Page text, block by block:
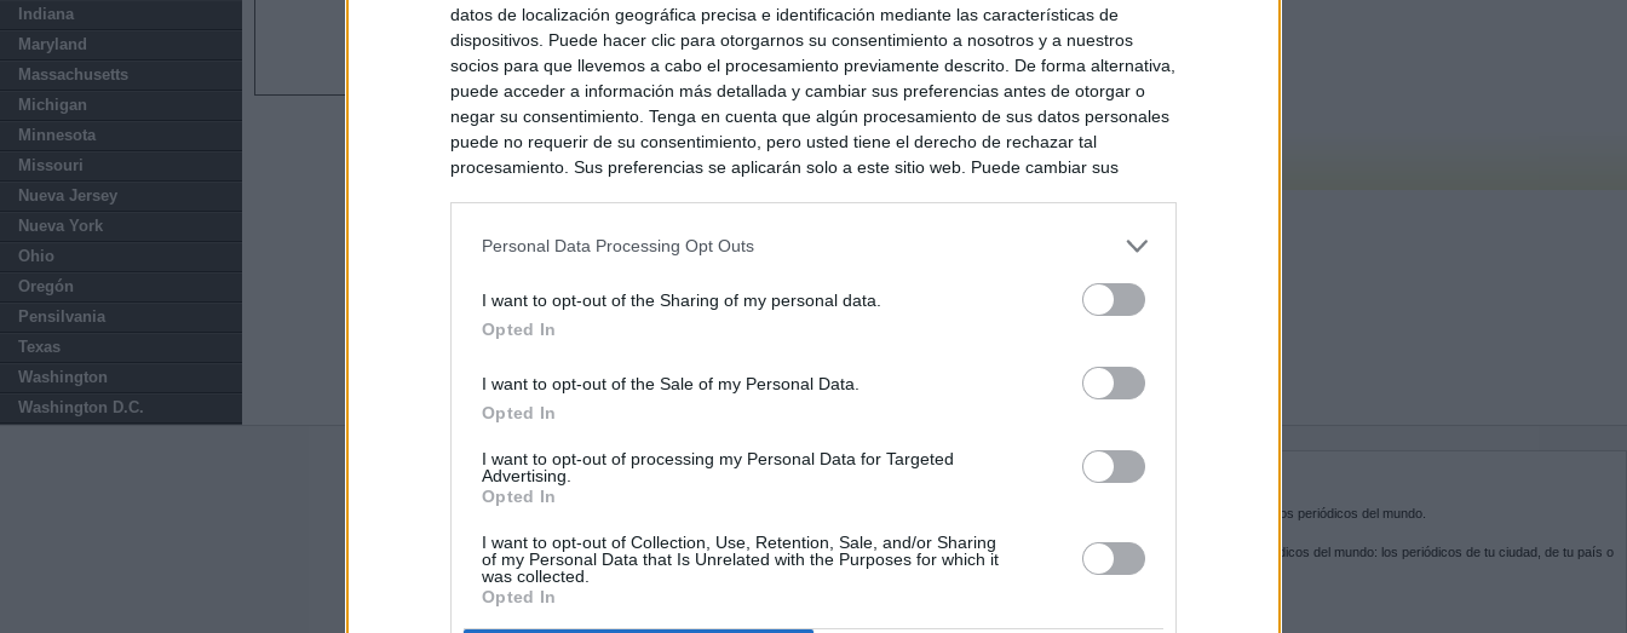
datos de localización geográfica precisa e identificación mediante las características de
dispositivos. Puede hacer clic para otorgarnos su consentimiento a nosotros y a nuestros
socios para que llevemos a cabo el procesamiento previamente descrito. De forma alternativa,
puede acceder a información más detallada y cambiar sus preferencias antes de otorgar o
negar su consentimiento. Tenga en cuenta que algún procesamiento de sus datos personales
puede no requerir de su consentimiento, pero usted tiene el derecho de rechazar tal
procesamiento. Sus preferencias se aplicarán solo a este sitio web. Puede cambiar sus
Personal Data Processing Opt Outs
I want to opt-out of the Sharing of my personal data.
Opted In
I want to opt-out of the Sale of my Personal Data.
Opted In
I want to opt-out of processing my Personal Data for Targeted
Advertising.
Opted In
I want to opt-out of Collection, Use, Retention, Sale, and/or Sharing
of my Personal Data that Is Unrelated with the Purposes for which it
was collected.
Opted In
Indiana
Maryland
Massachusetts
Michigan
Minnesota
Missouri
Nueva Jersey
Nueva York
Ohio
Oregón
Pensilvania
Texas
Washington
Washington D.C.
Últimas noticias
tras nuevas llamadas a cruzar la frontera
"¿Cuál es el plan?": dentro de los grupos de WhatsApp, Facebook e Instagram
SOBRE KIOSKO.NET
es la puerta de entrada a los periódicos del mundo.
Navega por las portadas de los periódicos del mundo: los periódicos de tu ciudad, de tu país o
del otro extremo del mundo.